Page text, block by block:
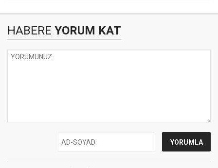
HABERE YORUM KAT